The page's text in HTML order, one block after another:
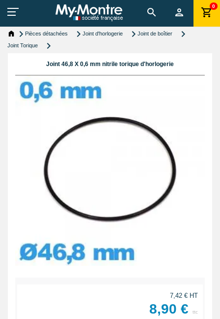
0
Pièces détachées Joint d'horlogerie
Joint de boîtier
Joint Torique
Joint 46,8 X 0,6 mm nitrile torique d'horlogerie
7,42 € HT
8,90 € ttc